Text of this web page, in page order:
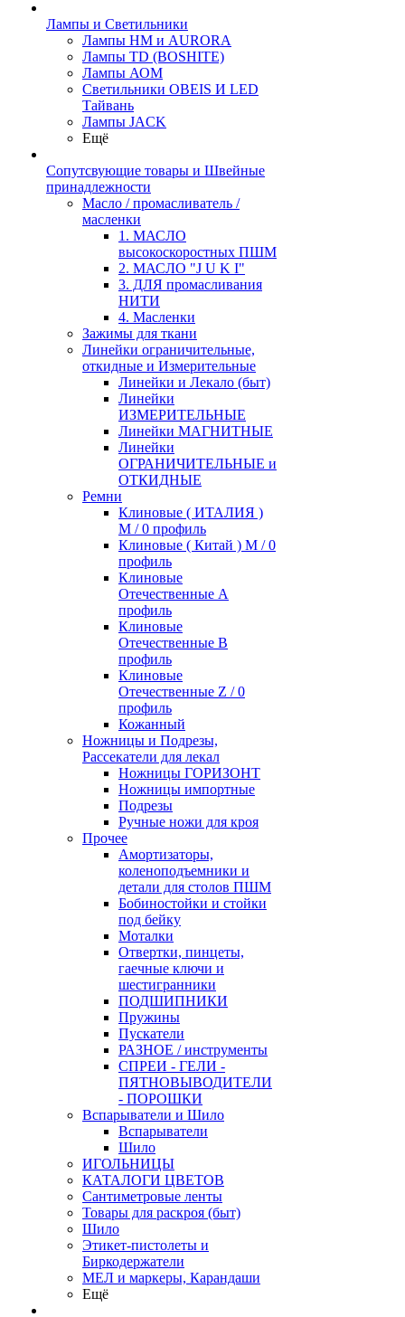
Лампы и Светильники
Лампы HM и AURORA
Лампы TD (BOSHITE)
Лампы АОМ
Светильники OBEIS И LED
Тайвань
Лампы JACK
Ещё
Сопутсвующие товары и Швейные
принадлежности
Масло / промасливатель /
масленки
1. МАСЛО
высокоскоростных ПШМ
2. МАСЛО "J U K I"
3. ДЛЯ промасливания
НИТИ
4. Масленки
Зажимы для ткани
Линейки ограничительные,
откидные и Измерительные
Линейки и Лекало (быт)
Линейки
ИЗМЕРИТЕЛЬНЫЕ
Линейки МАГНИТНЫЕ
Линейки
ОГРАНИЧИТЕЛЬНЫЕ и
ОТКИДНЫЕ
Ремни
Клиновые ( ИТАЛИЯ )
М / 0 профиль
Клиновые ( Китай ) М / 0
профиль
Клиновые
Отечественные А
профиль
Клиновые
Отечественные В
профиль
Клиновые
Отечественные Z / 0
профиль
Кожанный
Ножницы и Подрезы,
Рассекатели для лекал
Ножницы ГОРИЗОНТ
Ножницы импортные
Подрезы
Ручные ножи для кроя
Прочее
Амортизаторы,
коленоподъемники и
детали для столов ПШМ
Бобиностойки и стойки
под бейку
Моталки
Отвертки, пинцеты,
гаечные ключи и
шестигранники
ПОДШИПНИКИ
Пружины
Пускатели
РАЗНОЕ / инструменты
СПРЕИ - ГЕЛИ -
ПЯТНОВЫВОДИТЕЛИ
- ПОРОШКИ
Вспарыватели и Шило
Вспарыватели
Шило
ИГОЛЬНИЦЫ
КАТАЛОГИ ЦВЕТОВ
Сантиметровые ленты
Товары для раскроя (быт)
Шило
Этикет-пистолеты и
Биркодержатели
МЕЛ и маркеры, Карандаши
Ещё